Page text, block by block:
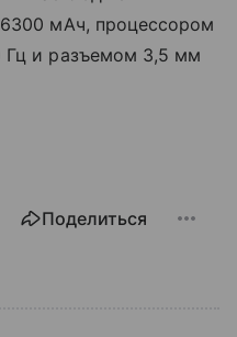
6300 мАч, процессором
Гц и разъемом 3,5 мм
Поделиться